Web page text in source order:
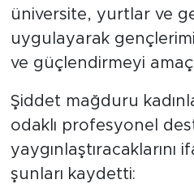
üniversite, yurtlar ve
uygulayarak
ve güçlendirmeyi
Şiddet mağduru
odaklı profesyonel
yaygınlaştıracaklarını
şunları kaydetti: